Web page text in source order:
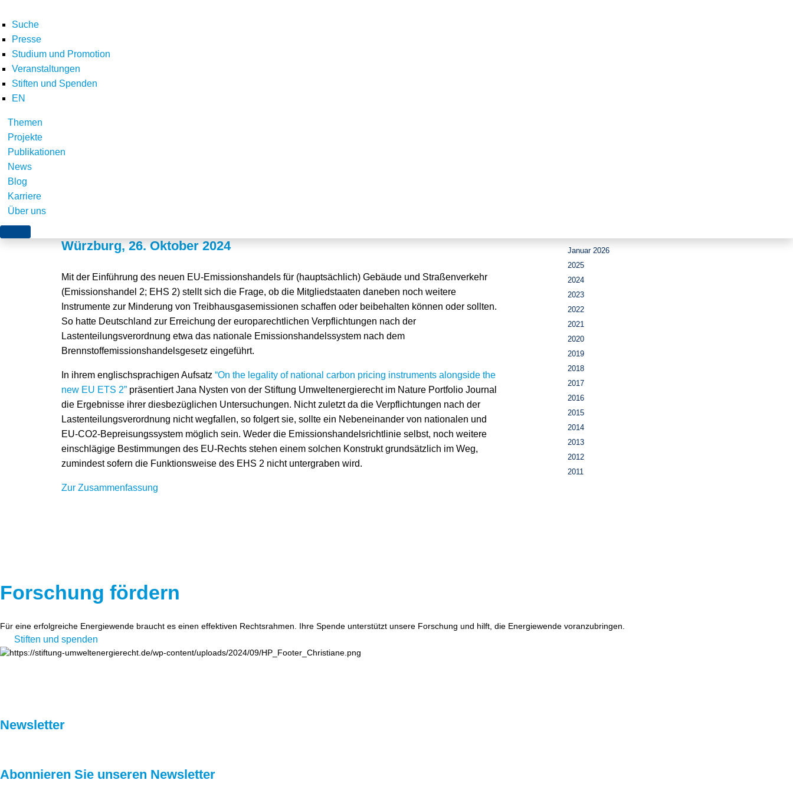
Suche
Presse
Studium und Promotion
Veranstaltungen
Stiften und Spenden
EN
Themen
Projekte
Publikationen
News
Blog
Karriere
Über uns
auch neben dem neuen EHS 2 (weiter)
Würzburg, 26. Oktober 2024
Mit der Einführung des neuen EU-Emissionshandels für (hauptsächlich) Gebäude und Straßenverkehr
(Emissionshandel 2; EHS 2) stellt sich die Frage, ob die Mitgliedstaaten daneben noch weitere
Instrumente zur Minderung von Treibhausgasemissionen schaffen oder beibehalten können oder sollten.
So hatte Deutschland zur Erreichung der europarechtlichen Verpflichtungen nach der
Lastenteilungsverordnung etwa das nationale Emissionshandelssystem nach dem
Brennstoffemissionshandelsgesetz eingeführt.
In ihrem englischsprachigen Aufsatz “On the legality of national carbon pricing instruments alongside the
new EU ETS 2” präsentiert Jana Nysten von der Stiftung Umweltenergierecht im Nature Portfolio Journal
die Ergebnisse ihrer diesbezüglichen Untersuchungen. Nicht zuletzt da die Verpflichtungen nach der
Lastenteilungsverordnung nicht wegfallen, so folgert sie, sollte ein Nebeneinander von nationalen und
EU-CO2-Bepreisungssystem möglich sein. Weder die Emissionshandelsrichtlinie selbst, noch weitere
einschlägige Bestimmungen des EU-Rechts stehen einem solchen Konstrukt grundsätzlich im Weg,
zumindest sofern die Funktionsweise des EHS 2 nicht untergraben wird.
Zur Zusammenfassung
Januar 2026
2025
2024
2023
2022
2021
2020
2019
2018
2017
2016
2015
2014
2013
2012
2011
Forschung fördern
Für eine erfolgreiche Energiewende braucht es einen effektiven Rechtsrahmen. Ihre Spende unterstützt unsere Forschung und hilft, die Energiewende voranzubringen.
Stiften und spenden
Newsletter
Abonnieren Sie unseren Newsletter